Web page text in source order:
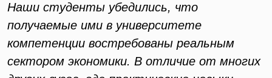
Наши студенты убедились, что
получаемые ими в университете
компетенции востребованы реальным
сектором экономики. В отличие от многих